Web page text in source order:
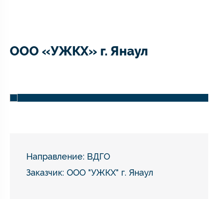
ООО «УЖКХ» г. Янаул
Направление: ВДГО
Заказчик: ООО "УЖКХ" г. Янаул